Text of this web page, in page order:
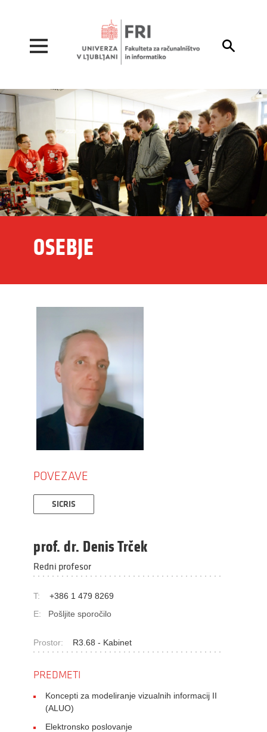

OSEBJE
POVEZAVE
SICRIS
prof. dr. Denis Trček
Redni profesor
T:
+386 1 479 8269
E:
Pošljite sporočilo
Prostor: R3.68 - Kabinet
PREDMETI
Koncepti za modeliranje vizualnih informacij II
(ALUO)
Elektronsko poslovanje